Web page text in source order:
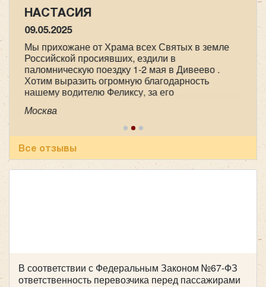
НАСТАСИЯ
09.05.2025
Мы прихожане от Храма всех Святых в земле
Российской просиявших, ездили в
паломническую поездку 1-2 мая в Дивеево .
Хотим выразить огромную благодарность
нашему водителю Феликсу, за его
пунктуальность . Побольше таких бы
специалистов! Очень приятный человек! В
автобусе всегда чисто, опрятно. Всем
рекомендуем пользоваться вашей транспортной
компанией , все слажено и главное надежно!
Желаем успехов и процветания !
Москва
Все отзывы
В соответствии с Федеральным Законом №67-ФЗ
ответственность перевозчика перед пассажирами